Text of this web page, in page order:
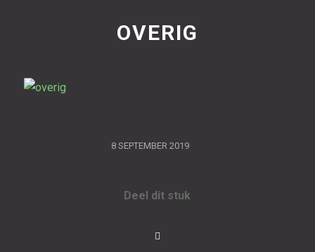
OVERIG
8 SEPTEMBER 2019
/
Deel dit stuk